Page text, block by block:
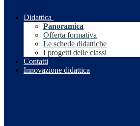
Didattica
Panoramica
Offerta formativa
Le schede didattiche
I progetti delle classi
Contatti
Innovazione didattica